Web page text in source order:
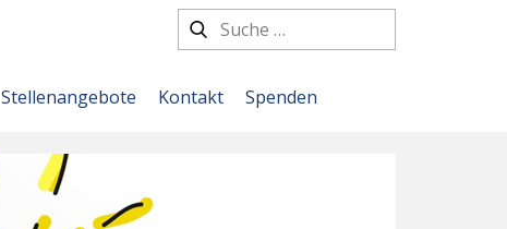
Stellenangebote Kontakt Spenden